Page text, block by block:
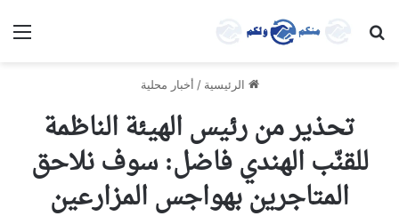
بحث عن
الرئيسية / أخبار محلية
تحذير من رئيس الهيئة الناظمة
للقنّب الهندي فاضل: سوف نلاحق
المتاجرين بهواجس المزارعين